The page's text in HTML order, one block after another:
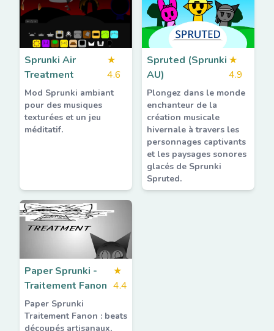
Sprunki Air
Treatment
★
4.6
Mod Sprunki ambiant
pour des musiques
texturées et un jeu
méditatif.
Spruted (Sprunki
AU)
★
4.9
Plongez dans le monde
enchanteur de la
création musicale
hivernale à travers les
personnages captivants
et les paysages sonores
glacés de Sprunki
Spruted.
Paper Sprunki -
Traitement Fanon
★
4.4
Paper Sprunki
Traitement Fanon : beats
découpés artisanaux,